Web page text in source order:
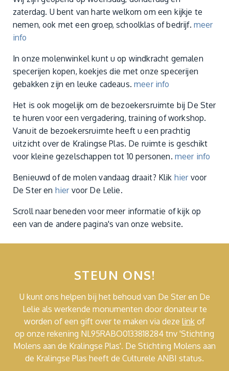
zaterdag. U bent van harte welkom om een kijkje te
nemen, ook met een groep, schoolklas of bedrijf. meer
info
In onze molenwinkel kunt u op windkracht gemalen
specerijen kopen, koekjes die met onze specerijen
gebakken zijn en leuke cadeaus.meer info
Het is ook mogelijk om de bezoekersruimte bij De Ster
te huren voor een vergadering, training of workshop.
Vanuit de bezoekersruimte heeft u een prachtig
uitzicht over de Kralingse Plas. De ruimte is geschikt
voor kleine gezelschappen tot 10 personen. meer info
Benieuwd of de molen vandaag draait? Klik hier voor
De Ster en hier voor De Lelie.
Scroll naar beneden voor meer informatie of kijk op
een van de andere pagina's van onze website.
STEUN ONS!
U kunt ons helpen bij het behoud van De Ster en De
Lelie als werkende monumenten door donateur te
worden of een gift over te maken via deze link of
op onze rekening NL95RABO0133818284 tnv 'Stichting
Molens aan de Kralingse Plas'. De Stichting Molens aan
de Kralingse Plas heeft de Culturele ANBI status.